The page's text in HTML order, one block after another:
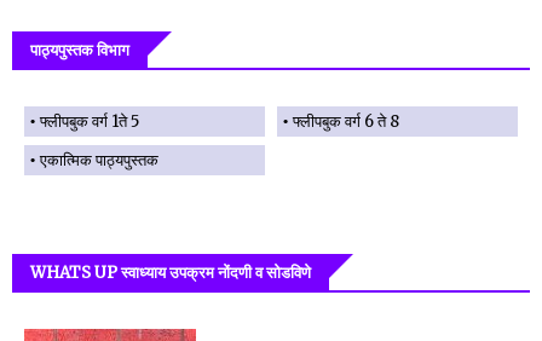
पाठ्यपुस्तक विभाग
फ्लीपबुक वर्ग 1ते 5
फ्लीपबुक वर्ग 6 ते 8
एकात्मिक पाठ्यपुस्तक
WHATS UP स्वाध्याय उपक्रम नोंदणी व सोडविणे